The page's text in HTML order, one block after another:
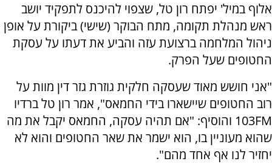
אלוף במיל' יפתח רון טל, שצפוי להיכנס לתפקיד יושב
ראש מנהלת תקומה, מתח הבוקר (שישי) ביקורת על אופן
ניהול המלחמה ברצועת עזה והביע את דעתו על עסקת
החטופים שעל הפרק.
"אני חושש מאוד שעסקה חלקית גוזרת גזר דין מוות על
רוב החטופים שיישארו בידי החמאס", אמר רון טל ברדיו
103FM והוסיף: "אם תהיה עסקה, החמאס יקבל את מה
שהוא מעוניין בו, הוא ישמר את שאר החטופים והוא לא
יחזיר לנו אף אחד מהם".